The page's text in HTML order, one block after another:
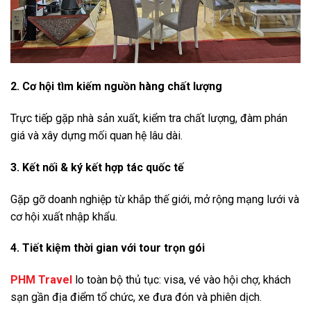
2. Cơ hội tìm kiếm nguồn hàng chất lượng
Trực tiếp gặp nhà sản xuất, kiểm tra chất lượng, đàm phán
giá và xây dựng mối quan hệ lâu dài.
3. Kết nối & ký kết hợp tác quốc tế
Gặp gỡ doanh nghiệp từ khắp thế giới, mở rộng mạng lưới và
cơ hội xuất nhập khẩu.
4. Tiết kiệm thời gian với tour trọn gói
PHM Travel
lo toàn bộ thủ tục: visa, vé vào hội chợ, khách
sạn gần địa điểm tổ chức, xe đưa đón và phiên dịch.